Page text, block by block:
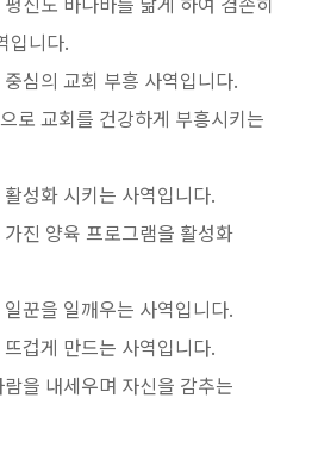
입니다.
심의 교회 부흥 사역입니다.
로 교회를 건강하게 부흥시키는
성화 시키는 사역입니다.
진 양육 프로그램을 활성화
꾼을 일깨우는 사역입니다.
겁게 만드는 사역입니다.
을 내세우며 자신을 감추는